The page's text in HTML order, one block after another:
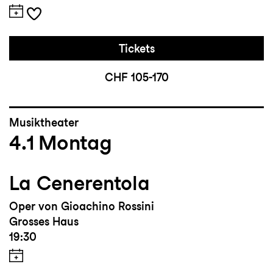
Tickets
CHF 105-170
Musiktheater
4.1 Montag
La Cenerentola
Oper von Gioachino Rossini
Grosses Haus
19:30